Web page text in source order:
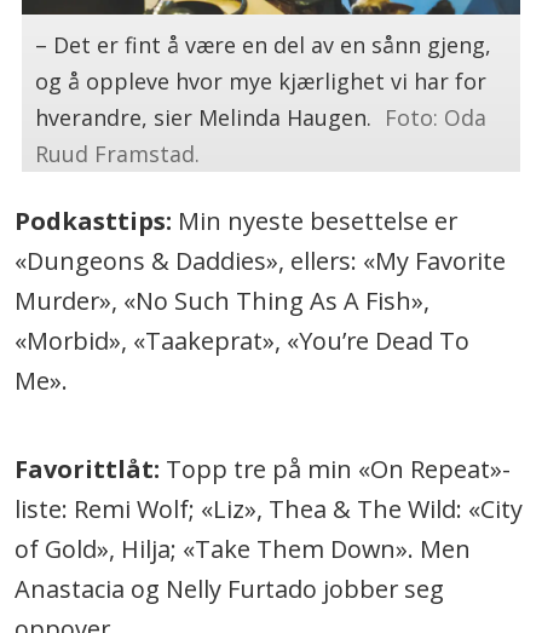
– Det er fint å være en del av en sånn gjeng,
og å oppleve hvor mye kjærlighet vi har for
hverandre, sier Melinda Haugen. Foto: Oda
Ruud Framstad.
Podkasttips: Min nyeste besettelse er
«Dungeons & Daddies», ellers: «My Favorite
Murder», «No Such Thing As A Fish»,
«Morbid», «Taakeprat», «You’re Dead To
Me».
Favorittlåt: Topp tre på min «On Repeat»-
liste: Remi Wolf; «Liz», Thea & The Wild: «City
of Gold», Hilja; «Take Them Down». Men
Anastacia og Nelly Furtado jobber seg